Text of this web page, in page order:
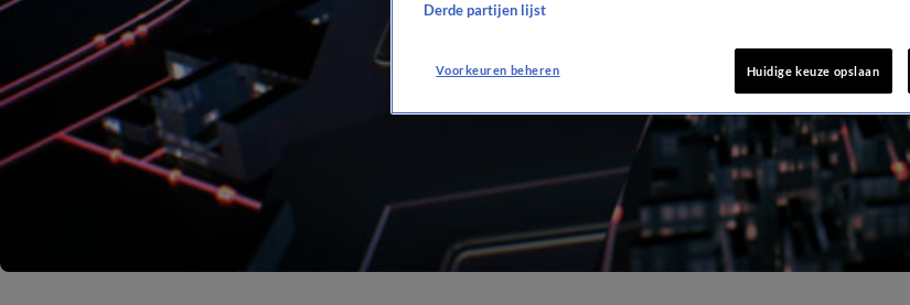
Derde partijen lijst
Voorkeuren beheren Huidige keuze opslaan